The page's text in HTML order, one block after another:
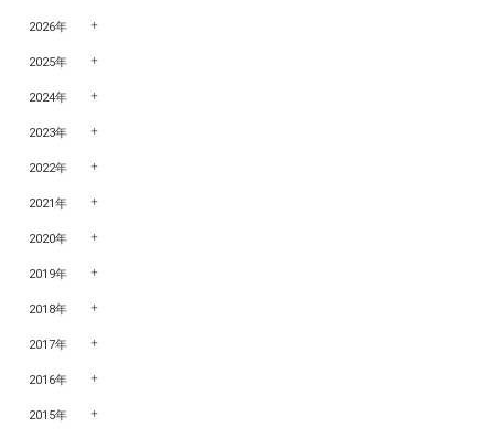
2026年
2025年
2024年
2023年
2022年
2021年
2020年
2019年
2018年
2017年
2016年
2015年